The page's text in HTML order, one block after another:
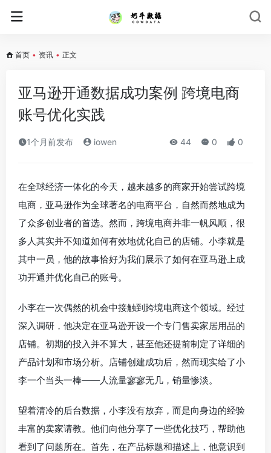
首页 • 资讯 • 正文
亚马逊开通数据成功案例 跨境电商
账号优化实践
1个月前发布 iowen 44 0 0
在全球经济一体化的今天，越来越多的商家开始尝试跨境
电商，亚马逊作为全球著名的电商平台，自然而然地成为
了众多创业者的首选。然而，跨境电商并非一帆风顺，很
多人其实并不知道如何有效地优化自己的店铺。小李就是
其中一员，他的故事恰好为我们展示了如何在亚马逊上成
功开通并优化自己的账号。
小李在一次偶然的机会中接触到跨境电商这个领域。经过
深入调研，他决定在亚马逊开设一个专门售卖家居用品的
店铺。初期的投入并不算大，甚至他还提前制定了详细的
产品计划和市场分析。店铺创建成功后，然而现实给了小
李一个当头一棒——人流量寥寥无几，销量惨淡。
望着清冷的后台数据，小李没有放弃，而是向身边的经验
丰富的卖家请教。他们向他分享了一些优化技巧，帮助他
看到了问题所在。首先，在产品标题和描述上，他意识到